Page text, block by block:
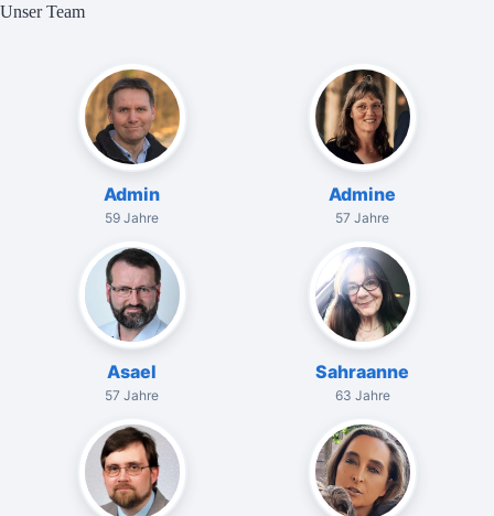
Unser Team
Admin
59 Jahre
Admine
57 Jahre
Asael
57 Jahre
Sahraanne
63 Jahre